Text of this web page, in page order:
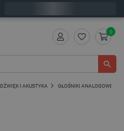
0
DŹWIĘK I AKUSTYKA GŁOŚNIKI ANALOGOWE